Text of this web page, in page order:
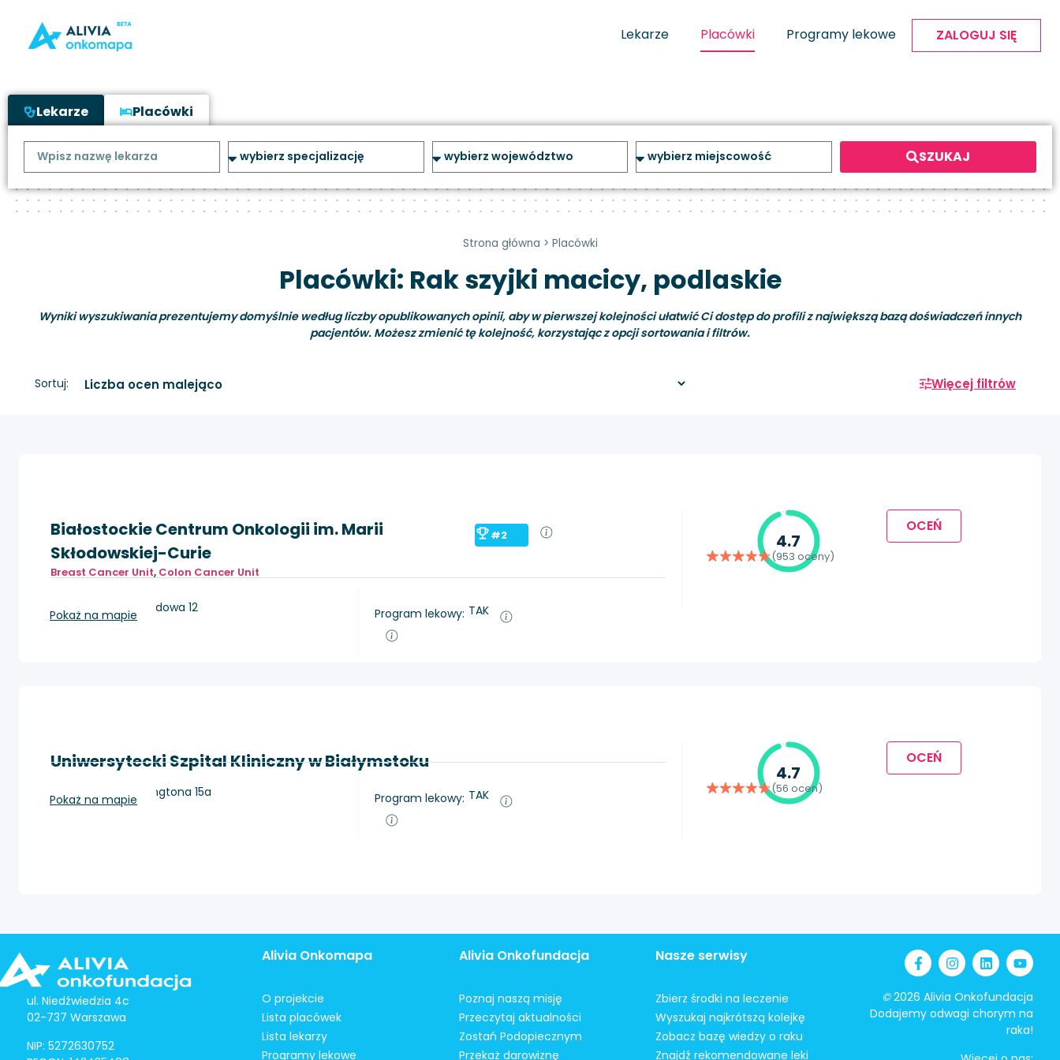
Lekarze Placówki Programy lekowe ZALOGUJ SIĘ
Lekarze Placówki
SZUKAJ
Strona główna > Placówki
Placówki: Rak szyjki macicy, podlaskie
Wyniki wyszukiwania prezentujemy domyślnie według liczby opublikowanych opinii, aby w pierwszej kolejności ułatwić Ci dostęp do profili z największą bazą doświadczeń innych
pacjentów. Możesz zmienić tę kolejność, korzystając z opcji sortowania i filtrów.
Sortuj: Więcej filtrów
Białostockie Centrum Onkologii im. Marii
Skłodowskiej-Curie
#2
Breast Cancer Unit, Colon Cancer Unit
Białystok, ul.Ogrodowa 12
Pokaż na mapie Program lekowy: TAK
4.7
(953 oceny)
OCEŃ
Uniwersytecki Szpital Kliniczny w Białymstoku
Białystok, Waszyngtona 15a
Pokaż na mapie Program lekowy: TAK
4.7
(56 ocen)
OCEŃ
ul. Niedźwiedzia 4c
02-737 Warszawa
NIP: 5272630752
Alivia Onkomapa
O projekcie
Lista placówek
Lista lekarzy
Programy lekowe
Alivia Onkofundacja
Poznaj naszą misję
Przeczytaj aktualności
Zostań Podopiecznym
Przekaż darowiznę
Nasze serwisy
Zbierz środki na leczenie
Wyszukaj najkrótszą kolejkę
Zobacz bazę wiedzy o raku
Znajdź rekomendowane leki
©2026 Alivia Onkofundacja
Dodajemy odwagi chorym na
raka!